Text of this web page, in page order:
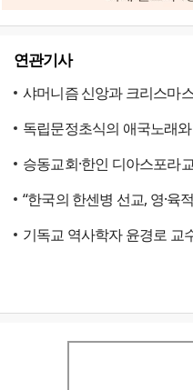
연관기사
샤머니즘 신앙과 크리스마
독립문정초식의 애국노래
승동교회·한인 디아스포라
“한국의 한센병 선교, 영·육
기독교 역사학자 윤경로 교